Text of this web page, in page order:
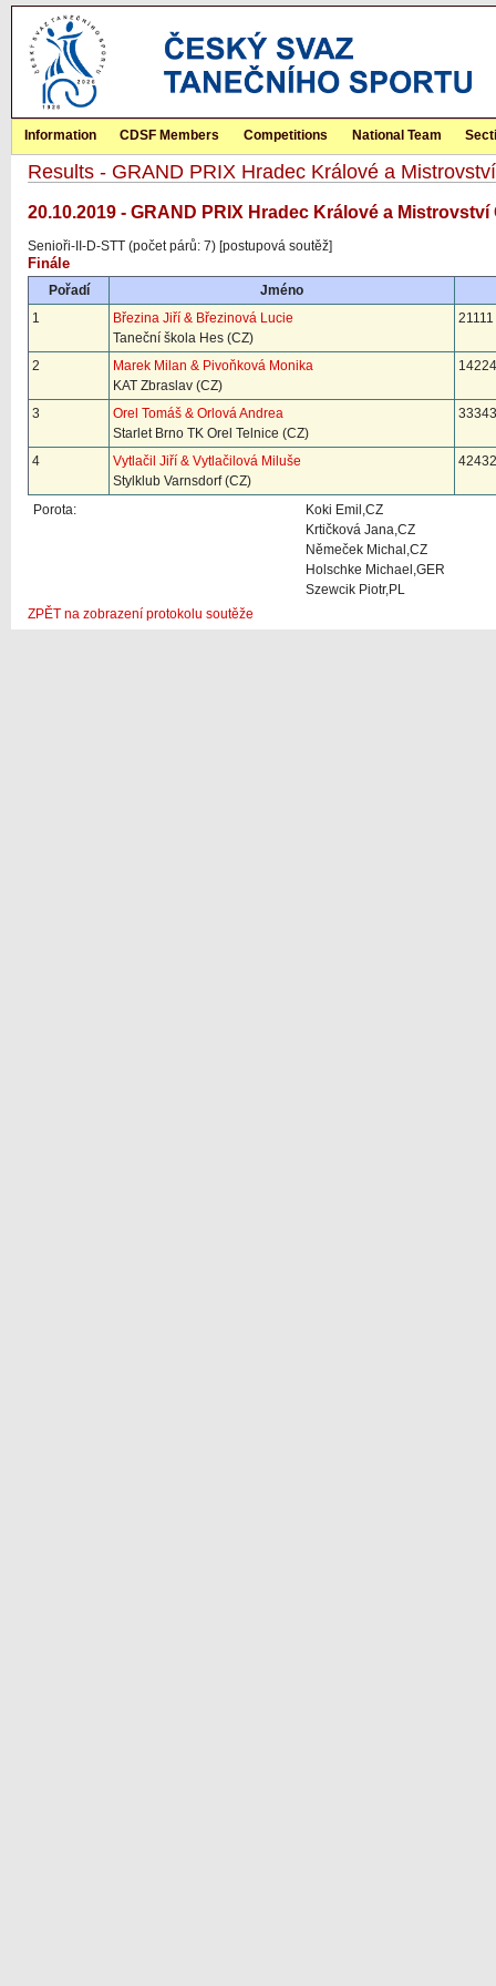
Information CDSF Members Competitions National Team
Results - GRAND PRIX Hradec Králové a
20.10.2019 - GRAND PRIX Hradec Králové a
Senioři-II-D-STT (počet párů: 7) [postupová soutěž]
Finále
Pořadí
Jméno
1
Březina Jiří & Březinová Lucie
Taneční škola Hes (CZ)
2
Marek Milan & Pivoňková Monika
KAT Zbraslav (CZ)
3
Orel Tomáš & Orlová Andrea
Starlet Brno TK Orel Telnice (CZ)
4
Vytlačil Jiří & Vytlačilová Miluše
Stylklub Varnsdorf (CZ)
Porota:
Koki Emil,CZ
Krtičková Jana,CZ
Němeček Michal,CZ
Holschke Michael,GER
Szewcik Piotr,PL
ZPĚT na zobrazení protokolu soutěže